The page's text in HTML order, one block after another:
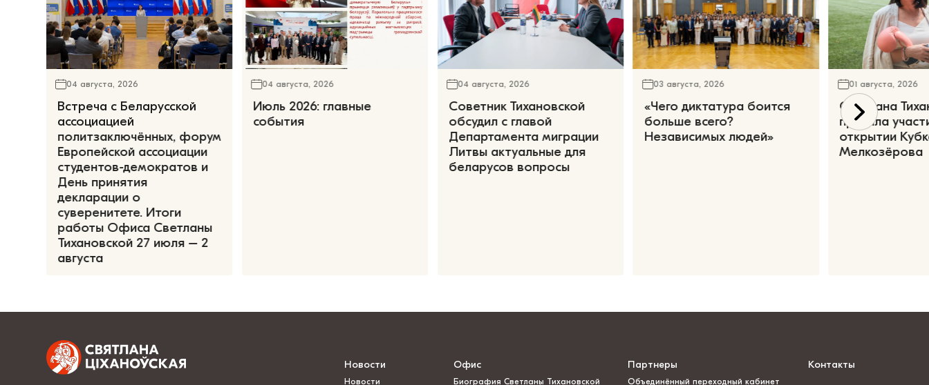
04 августа, 2026
Встреча с Беларусской
ассоциацией
политзаключённых, форум
Европейской ассоциации
студентов-демократов и
День принятия
декларации о
суверенитете. Итоги
работы Офиса Светланы
Тихановской 27 июля – 2
августа
04 августа, 2026
Июль 2026: главные
события
04 августа, 2026
Советник Тихановской
обсудил с главой
Департамента миграции
Литвы актуальные для
беларусов вопросы
03 августа, 2026
«Чего диктатура боится
больше всего?
Независимых людей»
01 августа, 2026
Светлана
приняла
открытии
Мелкозёрова
Новости
Новости
Офис
Биография Светланы Тихановской
Партнеры
Объединённый переходный кабинет
Контакты